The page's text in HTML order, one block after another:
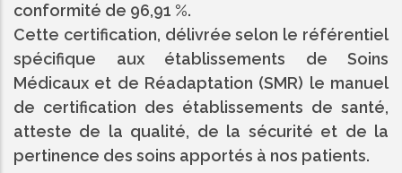
conformité de 96,91 %.
Cette certification, délivrée selon le référentiel
spécifique aux établissements de Soins
Médicaux et de Réadaptation (SMR) le manuel
de certification des établissements de santé,
atteste de la qualité, de la sécurité et de la
pertinence des soins apportés à nos patients.